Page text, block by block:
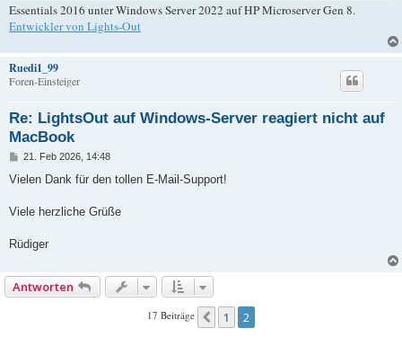
Essentials 2016 unter Windows Server 2022 auf HP Microserver Gen 8.
Entwickler von Lights-Out
Ruedi1_99
Foren-Einsteiger
Re: LightsOut auf Windows-Server reagiert nicht auf
MacBook
B
i
a
21. Feb 2026, 14:48
Vielen Dank für den tollen E-Mail-Support!
Viele herzliche Grüße
Rüdiger
Antworten
17 Beiträge Vorherige
1 2